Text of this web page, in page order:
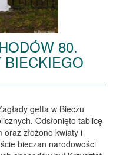
80.
BIECKIEGO
getta w Bieczu
Odsłonięto tablicę
złożono kwiaty i
bieczan narodowości